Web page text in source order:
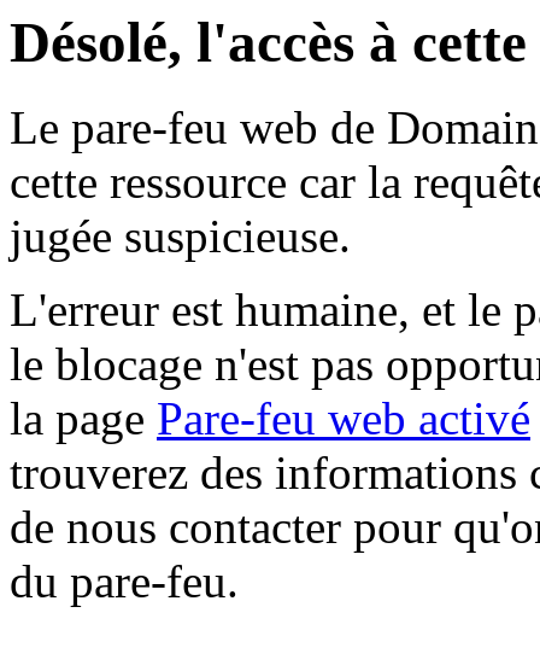
Désolé, l'accès à
Le pare-feu web de
cette ressource car la
jugée suspicieuse.
L'erreur est humaine, et le
le blocage n'est pas
la page Pare-feu web activé
trouverez des informations
de nous contacter pour
du pare-feu.